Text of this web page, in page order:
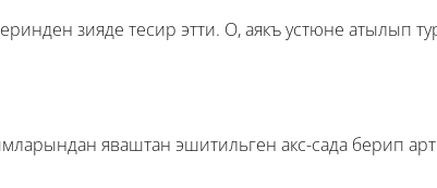
зияде тесир этти. О, аякъ устюне атылып
яваштан эшитильген акс-сада берип